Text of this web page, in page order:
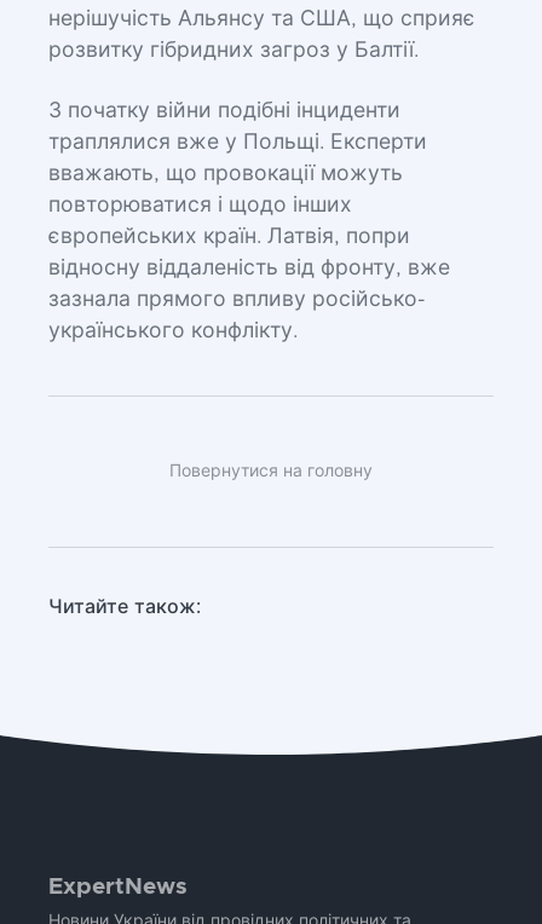
нерішучість Альянсу та США, що сприяє
розвитку гібридних загроз у Балтії.
З початку війни подібні інциденти
траплялися вже у Польщі. Експерти
вважають, що провокації можуть
повторюватися і щодо інших
європейських країн. Латвія, попри
відносну віддаленість від фронту, вже
зазнала прямого впливу російсько-
українського конфлікту.
Повернутися на головну
Читайте також:
ExpertNews